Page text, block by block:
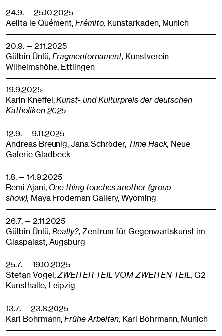
24.9. — 25.10.2025
Aelita le Quément,Frémito, Kunstarkaden, Munich
20.9. — 2.11.2025
Gülbin Ünlü,Fragmentornament, Kunstverein
Wilhelmshöhe, Ettlingen
19.9.2025
Karin Kneffel,Kunst- und Kulturpreis der deutschen
Katholiken 2025
12.9. — 9.11.2025
Andreas Breunig, Jana Schröder, Time Hack, Neue
Galerie Gladbeck
1.8. — 14.9.2025
Remi Ajani, One thing touches another (group
show), Maya Frodeman Gallery,Wyoming
26.7. — 2.11.2025
Gülbin Ünlü,Really?, Zentrum für Gegenwartskunst im
Glaspalast,Augsburg
25.7. — 19.10.2025
Stefan Vogel,ZWEITER TEIL VOM ZWEITEN TEIL, G2
Kunsthalle, Leipzig
13.7. — 23.8.2025
Karl Bohrmann,Frühe Arbeiten, Karl Bohrmann, Munich